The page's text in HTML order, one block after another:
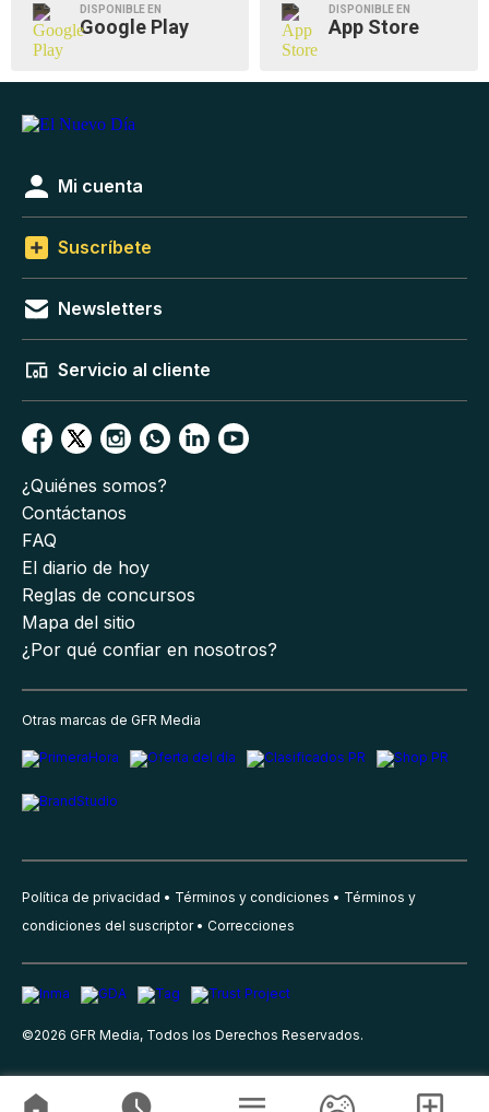
DISPONIBLE EN
Google Play
DISPONIBLE EN
App Store
Mi cuenta
Suscríbete
Newsletters
Servicio al cliente
¿Quiénes somos?
Contáctanos
FAQ
El diario de hoy
Reglas de concursos
Mapa del sitio
¿Por qué confiar en nosotros?
Otras marcas de GFR Media
Política de privacidad Términos y condiciones
Términos y
condiciones del suscriptor
Correcciones
©2026 GFR Media, Todos los Derechos Reservados.